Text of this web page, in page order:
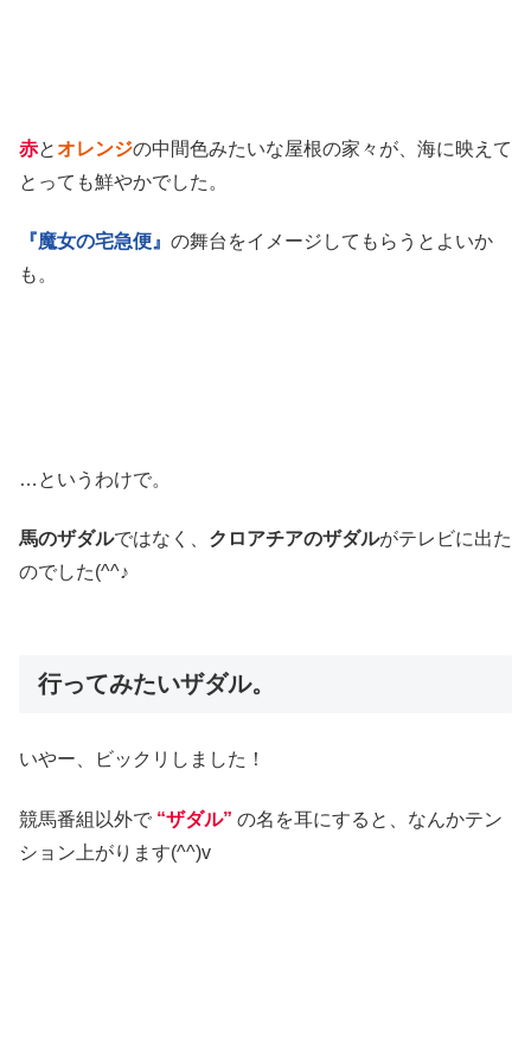
赤とオレンジの中間色みたいな屋根の家々が、海に映えて
とっても鮮やかでした。
『魔女の宅急便』 の舞台をイメージしてもらうとよいか
も。
…というわけで。
馬のザダルではなく、 クロアチアのザダルがテレビに出た
のでした(^^♪
行ってみたいザダル。
いやー、ビックリしました！
競馬番組以外で “ザダル” の名を耳にすると、なんかテン
ション上がります(^^)v